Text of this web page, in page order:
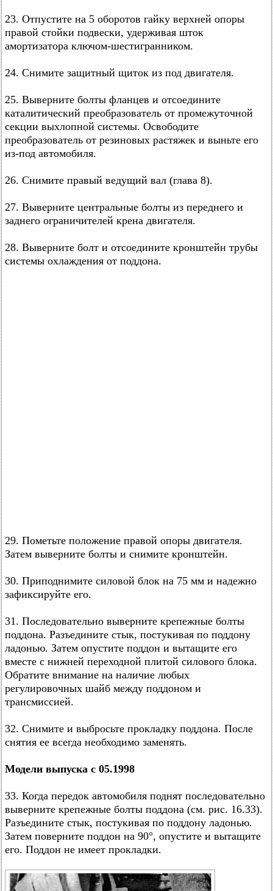
23. Отпустите на 5 оборотов гайку верхней опоры
правой стойки подвески, удерживая шток
амортизатора ключом-шестигранником.
24. Снимите защитный щиток из под двигателя.
25. Выверните болты фланцев и отсоедините
каталитический преобразователь от промежуточной
секции выхлопной системы. Освободите
преобразователь от резиновых растяжек и выньте его
из-под автомобиля.
26. Снимите правый ведущий вал (глава 8).
27. Выверните центральные болты из переднего и
заднего ограничителей крена двигателя.
28. Выверните болт и отсоедините кронштейн трубы
системы охлаждения от поддона.
29. Пометьте положение правой опоры двигателя.
Затем выверните болты и снимите кронштейн.
30. Приподнимите силовой блок на 75 мм и надежно
зафиксируйте его.
31. Последовательно выверните крепежные болты
поддона. Разъедините стык, постукивая по поддону
ладонью. Затем опустите поддон и вытащите его
вместе с нижней переходной плитой силового блока.
Обратите внимание на наличие любых
регулировочных шайб между поддоном и
трансмиссией.
32. Снимите и выбросьте прокладку поддона. После
снятия ее всегда необходимо заменять.
Модели выпуска с 05.1998
33. Когда передок автомобиля поднят последовательно
выверните крепежные болты поддона (см. рис. 16.33).
Разъедините стык, постукивая по поддону ладонью.
Затем поверните поддон на 90°, опустите и вытащите
его. Поддон не имеет прокладки.